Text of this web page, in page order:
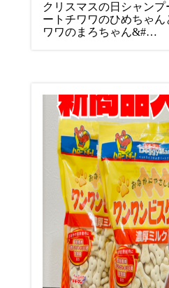
クリスマスの日シャン
ートチワワのひめちゃ
ワワのまろちゃん&#…